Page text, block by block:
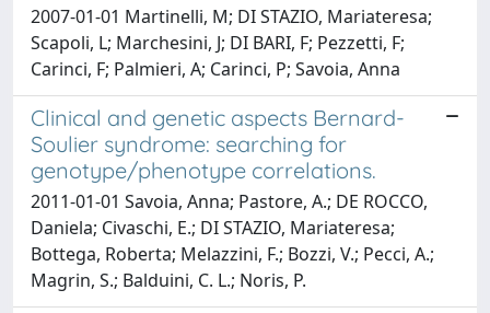
2007-01-01 Martinelli, M; DI STAZIO, Mariateresa;
Scapoli, L; Marchesini, J; DI BARI, F; Pezzetti, F;
Carinci, F; Palmieri, A; Carinci, P; Savoia, Anna
Clinical and genetic aspects Bernard-
Soulier syndrome: searching for
genotype/phenotype correlations.
2011-01-01 Savoia, Anna; Pastore, A.; DE ROCCO,
Daniela; Civaschi, E.; DI STAZIO, Mariateresa;
Bottega, Roberta; Melazzini, F.; Bozzi, V.; Pecci, A.;
Magrin, S.; Balduini, C. L.; Noris, P.